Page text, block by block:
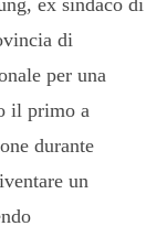
di
per una
il primo a
durante
un